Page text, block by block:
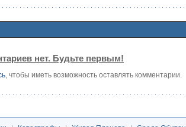
нет. Будьте первым!
, чтобы иметь возможность оставлять комментарии.